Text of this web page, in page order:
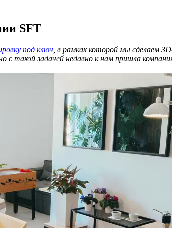
SFT
под ключ , в рамках которой мы сделаем
такой задачей недавно к нам пришла